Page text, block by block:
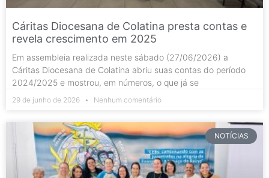
Cáritas Diocesana de Colatina presta contas e
revela crescimento em 2025
Em assembleia realizada neste sábado (27/06/2026) a
Cáritas Diocesana de Colatina abriu suas contas do período
2024/2025 e mostrou, em números, o que já se
29 de junho de 2026 Nenhum comentário
NOTÍCIAS